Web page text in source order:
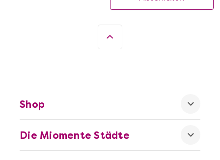
Die Miomente Städte
Shop